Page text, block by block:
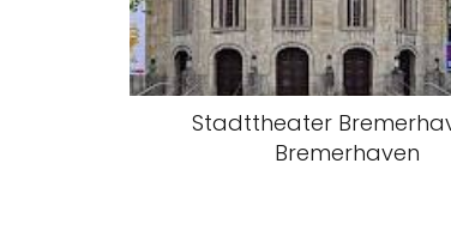
Stadttheater
Bremerhaven